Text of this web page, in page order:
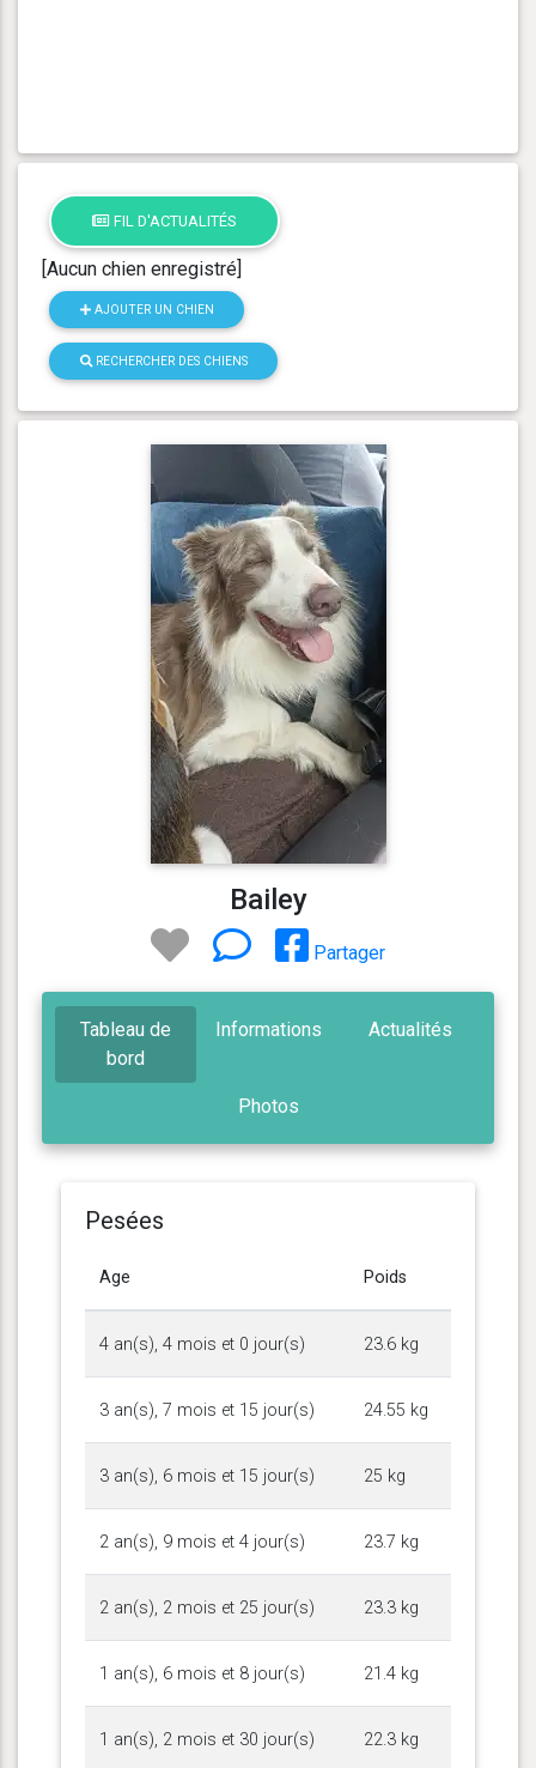
FIL D'ACTUALITÉS
[Aucun chien enregistré]
AJOUTER UN CHIEN
RECHERCHER DES CHIENS
Bailey
Partager
Tableau de
bord
Informations Actualités
Photos
Pesées
Age Poids
4 an(s), 4 mois et 0 jour(s) 23.6 kg
3 an(s), 7 mois et 15 jour(s) 24.55 kg
3 an(s), 6 mois et 15 jour(s) 25 kg
2 an(s), 9 mois et 4 jour(s) 23.7 kg
2 an(s), 2 mois et 25 jour(s) 23.3 kg
1 an(s), 6 mois et 8 jour(s) 21.4 kg
1 an(s), 2 mois et 30 jour(s) 22.3 kg